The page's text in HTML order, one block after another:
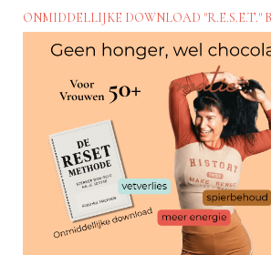
ONMIDDELLIJKE DOWNLOAD "R.E.S.E.T."